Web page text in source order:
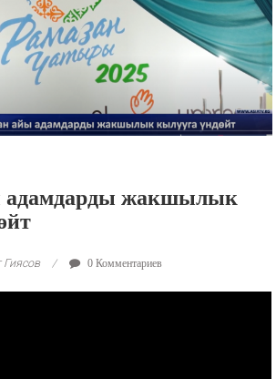
адамдарды жакшылык
Гиясов 0 Комментариев